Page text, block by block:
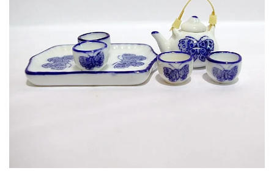
Mobilier miniatural
Baie miniaturala
Bucatarie miniatura
Dormitor miniatural
Accesorii DIY miniaturale